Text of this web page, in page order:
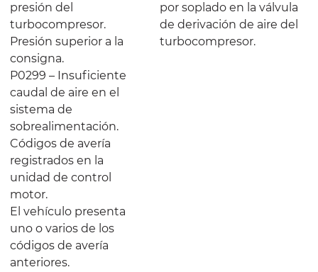
presión del
turbocompresor.
Presión superior a la
consigna.
P0299 – Insuficiente
caudal de aire en el
sistema de
sobrealimentación.
Códigos de avería
registrados en la
unidad de control
motor.
El vehículo presenta
uno o varios de los
códigos de avería
anteriores.
por soplado en la válvula
de derivación de aire del
turbocompresor.